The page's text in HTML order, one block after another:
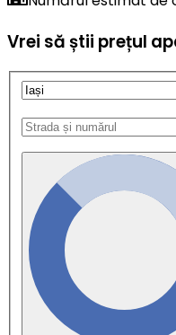
Vrei să știi prețul